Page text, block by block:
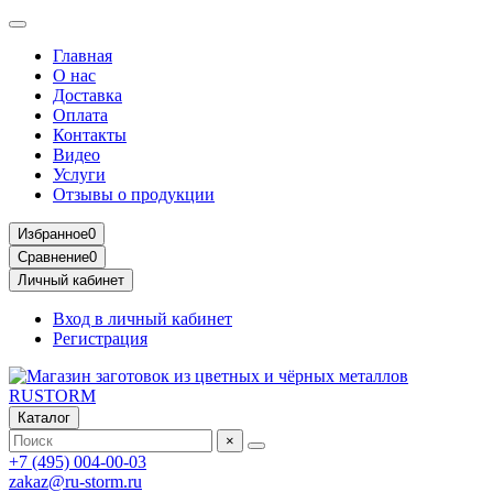
Главная
О нас
Доставка
Оплата
Контакты
Видео
Услуги
Отзывы о продукции
Избранное0
Сравнение0
Личный кабинет
Вход в личный кабинет
Регистрация
Каталог
×
+7 (495) 004-00-03
zakaz@ru-storm.ru